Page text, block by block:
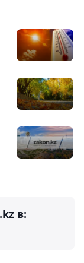
в: